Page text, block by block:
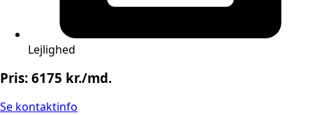
Lejlighed
Pris: 6175 kr./md.
Se kontaktinfo